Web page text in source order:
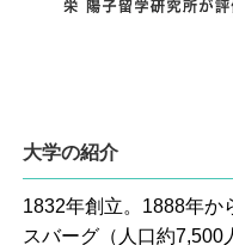
大学の紹介
1832年創立。1888年か
スバーグ（人口約7,500